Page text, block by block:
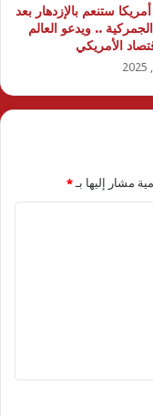
ستنعم بالإزدهار بعد
.. ويدعو العالم
الأمريكي
مشار إليها بـ*